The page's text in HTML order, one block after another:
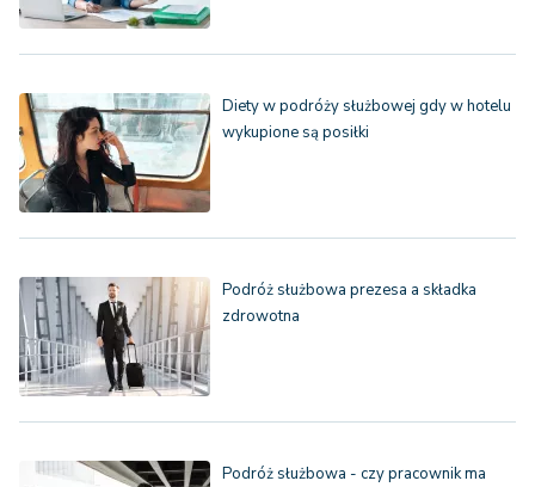
Diety w podróży służbowej gdy w hotelu
wykupione są posiłki
Podróż służbowa prezesa a składka
zdrowotna
Podróż służbowa - czy pracownik ma